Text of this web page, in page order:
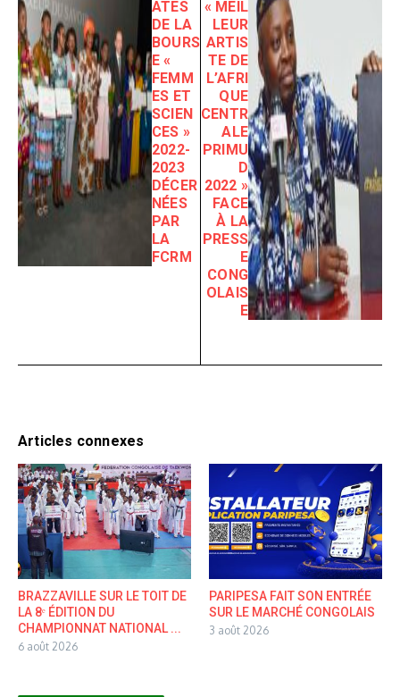
ATES
DE LA
BOURS
E «
FEMM
ES ET
SCIEN
CES »
2022-
2023
DÉCER
NÉES
PAR
LA
FCRM
« MEIL
LEUR
ARTIS
TE DE
L’AFRI
QUE
CENTR
ALE
PRIMU
D
2022 »
FACE
À LA
PRESS
E
CONG
OLAIS
E
Articles connexes
BRAZZAVILLE SUR LE TOIT DE
LA 8ᵉ ÉDITION DU
CHAMPIONNAT NATIONAL ...
6 août 2026
PARIPESA FAIT SON ENTRÉE
SUR LE MARCHÉ CONGOLAIS
3 août 2026